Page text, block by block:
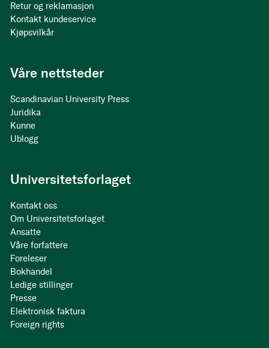
Retur og reklamasjon
Kontakt kundeservice
Kjøpsvilkår
Våre nettsteder
Scandinavian University Press
Juridika
Kunne
Ublogg
Universitetsforlaget
Kontakt oss
Om Universitetsforlaget
Ansatte
Våre forfattere
Foreleser
Bokhandel
Ledige stillinger
Presse
Elektronisk faktura
Foreign rights